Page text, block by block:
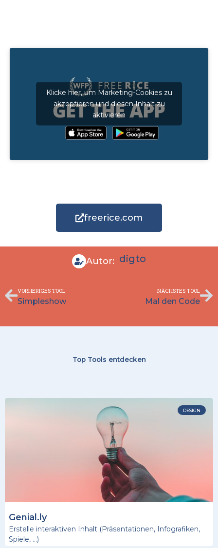
Klicke hier, um Marketing-Cookies zu
akzeptieren und diesen Inhalt zu
aktivieren
freerice.com
Autor: digto
VORHERIGES TOOL
Simpleshow
NÄCHSTES TOOL
Mal den Code
Top Tools entdecken
DESIGN
Genial.ly
Erstelle interaktiven Inhalt (Präsentationen, Infografiken,
Spiele, …)